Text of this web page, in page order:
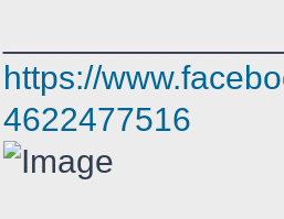
https://
4622477516